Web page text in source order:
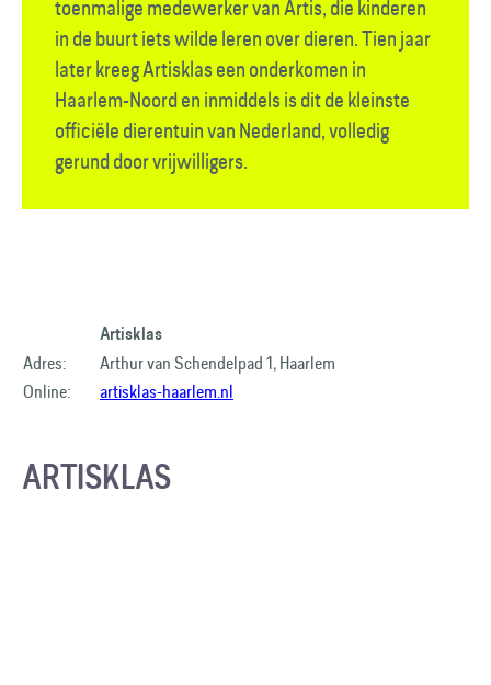
toenmalige medewerker van Artis, die kinderen
in de buurt iets wilde leren over dieren. Tien jaar
later kreeg Artisklas een onderkomen in
Haarlem-Noord en inmiddels is dit de kleinste
officiële dierentuin van Nederland, volledig
gerund door vrijwilligers.
Artisklas
Adres:
Arthur van Schendelpad 1, Haarlem
Online:
artisklas-haarlem.nl
ARTISKLAS